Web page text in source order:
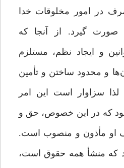
در امور مخلوقات خدا
صورت گیرد. از آنجا که
و ایجاد نظم، مستلزم
و محدود ساختن و تأمین
سزاوار است این امر
که در این خصوص، حق و
او مأذون و منصوب است.
که منشأ همه حقوق است،